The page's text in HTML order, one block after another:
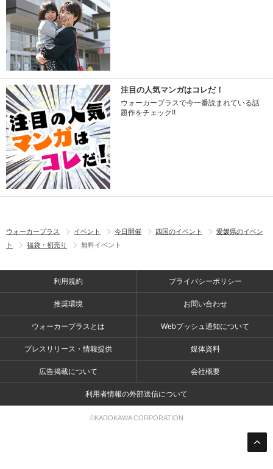
注目の人気マンガはコレだ！
ウォーカープラスで今一番読まれている話
題作をチェック!!
ウォーカープラス イベント 今日開催 四国のイベント
愛媛県のイベン
ト
福袋・初売り 無料イベント
利用規約 プライバシーポリシー
推奨環境 お問い合わせ
ウォーカープラスとは Webプッシュ通知について
プレスリリース・情報提供 媒体資料
広告掲載について 会社概要
利用者情報の外部送信について
©KADOKAWA CORPORATION